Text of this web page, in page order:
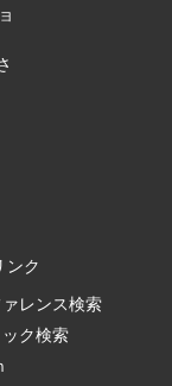
ク
レンス検索
ク検索